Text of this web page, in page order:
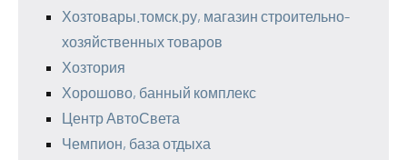
Хозтовары.томск.ру, магазин строительно-
хозяйственных товаров
Хозтория
Хорошово, банный комплекс
Центр АвтоСвета
Чемпион, база отдыха